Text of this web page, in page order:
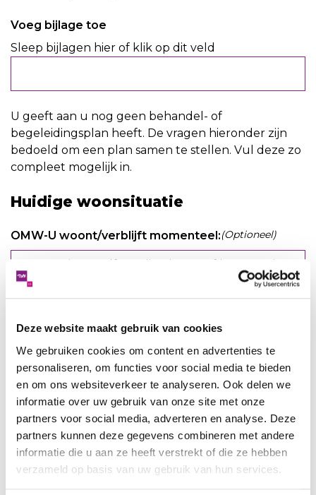
Deze website maakt gebruik van cookies
We gebruiken cookies om content en advertenties te
personaliseren, om functies voor social media te bieden
en om ons websiteverkeer te analyseren. Ook delen we
informatie over uw gebruik van onze site met onze
partners voor social media, adverteren en analyse. Deze
partners kunnen deze gegevens combineren met andere
informatie die u aan ze heeft verstrekt of die ze hebben
verzameld op basis van uw gebruik van hun services.
Voeg bijlage toe
Sleep bijlagen hier of klik op dit veld
U geeft aan u nog geen behandel- of
begeleidingsplan heeft. De vragen hieronder zijn
bedoeld om een plan samen te stellen. Vul deze zo
compleet mogelijk in.
Huidige woonsituatie
OMW-U woont/verblijft momenteel:(Optioneel)
U bent ingeschreven bij Woningnet
Holland-Rijnland
(Optioneel)
Ja
Nee
Waarom niet? (Optioneel)